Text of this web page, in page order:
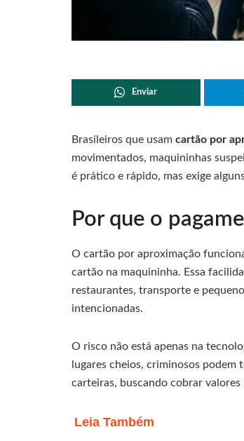
Enviar
Brasileiros que usam cartão por
movimentados, maquininhas
é prático e rápido, mas exige
Por que o
O cartão por aproximação
cartão na maquininha. Essa
restaurantes, transporte e
intencionadas.
O risco não está apenas na
lugares cheios, criminosos
carteiras, buscando cobrar
Leia Também